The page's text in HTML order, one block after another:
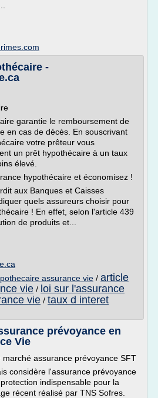
-
garantie le remboursement de
en cas de décès. En souscrivant
votre prêteur vous
un prêt hypothécaire à un taux
élevé.
hypothécaire et économisez !
aux Banques et Caisses
quels assureurs choisir pour
! En effet, selon l'article 439
de produits et...
assurance vie / article
vie / loi sur l'assurance
vie / taux d interet
prévoyance en
Vie
assurance prévoyance SFT
considère l'assurance prévoyance
indispensable pour la
récent réalisé par TNS Sofres.